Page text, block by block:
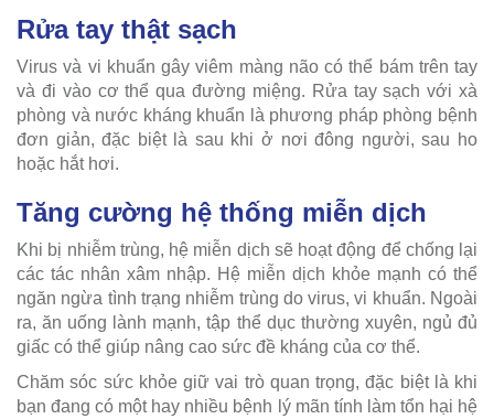
Rửa tay thật sạch
Virus và vi khuẩn gây viêm màng não có thể bám trên tay
và đi vào cơ thể qua đường miệng. Rửa tay sạch với xà
phòng và nước kháng khuẩn là phương pháp phòng bệnh
đơn giản, đặc biệt là sau khi ở nơi đông người, sau ho
hoặc hắt hơi.
Tăng cường hệ thống miễn dịch
Khi bị nhiễm trùng, hệ miễn dịch sẽ hoạt động để chống lại
các tác nhân xâm nhập. Hệ miễn dịch khỏe mạnh có thể
ngăn ngừa tình trạng nhiễm trùng do virus, vi khuẩn. Ngoài
ra, ăn uống lành mạnh, tập thể dục thường xuyên, ngủ đủ
giấc có thể giúp nâng cao sức đề kháng của cơ thể.
Chăm sóc sức khỏe giữ vai trò quan trọng, đặc biệt là khi
bạn đang có một hay nhiều bệnh lý mãn tính làm tổn hại hệ